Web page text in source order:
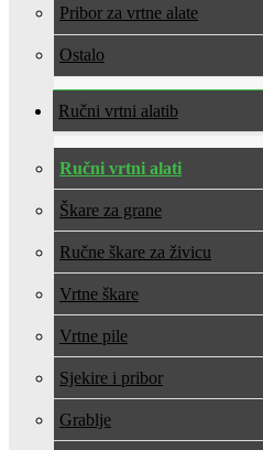
Pribor za vrtne alate
Ostalo
Ručni vrtni alati
Ručni vrtni alati
Škare za grane
Ručne škare za živicu
Vrtne škare
Vrtne pile
Sjekire i pribor
Grablje